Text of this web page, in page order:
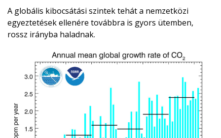
A globális kibocsátási szintek tehát a nemzetközi
egyeztetések ellenére továbbra is gyors ütemben,
rossz irányba haladnak.